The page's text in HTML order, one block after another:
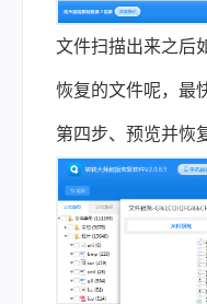
文件扫描出来之后
恢复的文件呢，最
第四步、预览并恢